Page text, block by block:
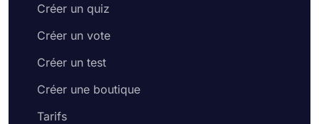
Créer un quiz
Créer un vote
Créer un test
Créer une boutique
Tarifs